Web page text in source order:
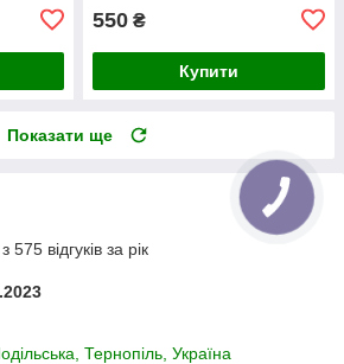
550 ₴
Купити
Показати ще
відгуків за рік
Тернопіль, Україна